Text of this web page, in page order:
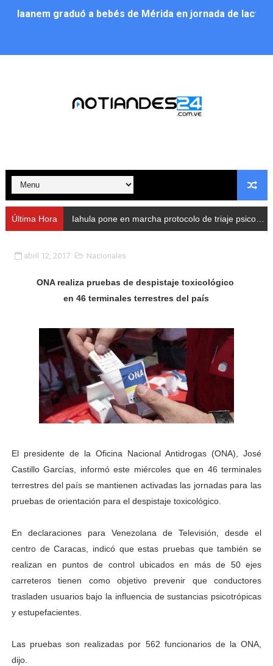
Iaanem graduó a bebés de Mérida en jornada de
Alcalde Nelson Álvarez llevó jornada recreativa a la
Nevado Gas optimiza servicio residencial en la
Balance semestral impulsa inclusión y atención a
Plan Vacacional Comunitario “Ríe 2026” recorre las
Alcaldía del Municipio Libertador realizó una jornada
Fundacite Mérida dicta taller gratuito de electrónica
Impulsan plan estratégico de seguridad ciudadana
Mérida impulsa desarrollo económico con taller de
Fomficc consolida alianzas e impulsa la economía
Niños de Estudiantes de Mérida sembraron 110
Corposalud y Secretaría Social fortalecen la atención
Inicia el plan vacacional Venezuela Renace en el
Entregan planta eléctrica para fortalecer la atención
Expertos inspeccionan espacios del OAN para la
Dictan MasterClass en el marco del Encuentro LAGO
Campo Elías avanza con plan de asfaltado
Encuentro estadal fortalece la coordinación de
Gobernador Arnaldo Sánchez apadrina a más de 993
Última Hora Iahula pone en marcha protocolo de triaje psicosocial para atender a rescatistas
abril 12, 2017 Nacionales
ONA realiza pruebas de despistaje toxicológico
en 46 terminales terrestres del país
El presidente de la Oficina Nacional Antidrogas (ONA), José
Castillo Garcías, informó este miércoles que en 46 terminales
terrestres del país se mantienen activadas las jornadas para las
pruebas de orientación para el despistaje toxicológico.
En declaraciones para Venezolana de Televisión, desde el
centro de Caracas, indicó que estas pruebas que también se
realizan en puntos de control ubicados en más de 50 ejes
carreteros tienen como objetivo prevenir que conductores
trasladen usuarios bajo la influencia de sustancias psicotrópicas
y estupefacientes.
Las pruebas son realizadas por 562 funcionarios de la ONA,
dijo.